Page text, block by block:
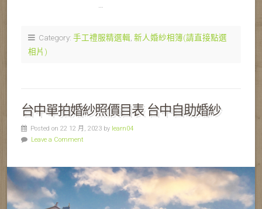
Category: 手工禮服精選輯 新人婚紗相簿(請直接點選
相片)
台中單拍婚紗照價目表 台中自助婚紗
Posted on 22 12 月, 2023 by learn04
Leave a Comment